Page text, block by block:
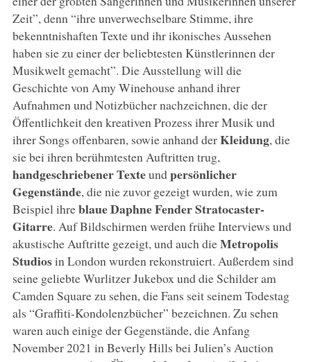
Zeit”, denn “ihre unverwechselbare Stimme, ihre
bekenntnishaften Texte und ihr ikonisches Aussehen
haben sie zu einer der beliebtesten Künstlerinnen der
Musikwelt gemacht”. Die Ausstellung will die
Geschichte von Amy Winehouse anhand ihrer
Aufnahmen und Notizbücher nachzeichnen, die der
Öffentlichkeit den kreativen Prozess ihrer Musik und
ihrer Songs offenbaren, sowie anhand derKleidung, die
sie bei ihren berühmtesten Auftritten trug,
handgeschriebener Texteundpersönlicher
Gegenstände, die nie zuvor gezeigt wurden, wie zum
Beispiel ihreblaue Daphne Fender Stratocaster-
Gitarre. Auf Bildschirmen werden frühe Interviews und
akustische Auftritte gezeigt, und auch dieMetropolis
Studiosin London wurden rekonstruiert. Außerdem sind
seine geliebte Wurlitzer Jukebox und die Schilder am
Camden Square zu sehen, die Fans seit seinem Todestag
als “Graffiti-Kondolenzbücher” bezeichnen. Zu sehen
waren auch einige der Gegenstände, die Anfang
November 2021 in Beverly Hills bei Julien’s Auction